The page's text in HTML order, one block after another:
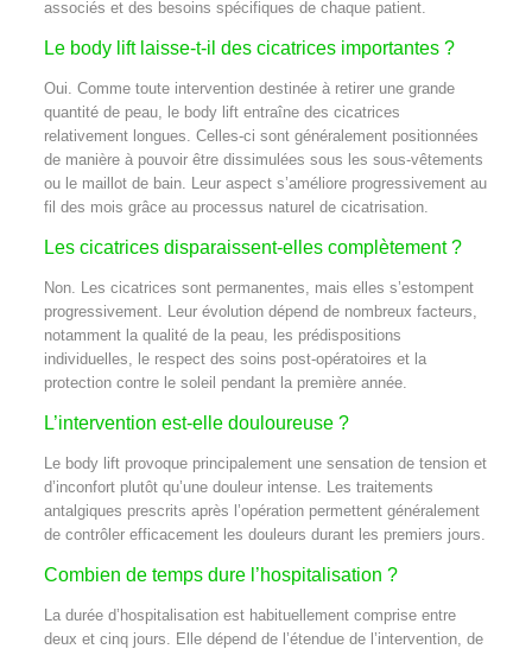
associés et des besoins spécifiques de chaque patient.
Le body lift laisse-t-il des cicatrices importantes ?
Oui. Comme toute intervention destinée à retirer une grande
quantité de peau, le body lift entraîne des cicatrices
relativement longues. Celles-ci sont généralement positionnées
de manière à pouvoir être dissimulées sous les sous-vêtements
ou le maillot de bain. Leur aspect s’améliore progressivement au
fil des mois grâce au processus naturel de cicatrisation.
Les cicatrices disparaissent-elles complètement ?
Non. Les cicatrices sont permanentes, mais elles s’estompent
progressivement. Leur évolution dépend de nombreux facteurs,
notamment la qualité de la peau, les prédispositions
individuelles, le respect des soins post-opératoires et la
protection contre le soleil pendant la première année.
L’intervention est-elle douloureuse ?
Le body lift provoque principalement une sensation de tension et
d’inconfort plutôt qu’une douleur intense. Les traitements
antalgiques prescrits après l’opération permettent généralement
de contrôler efficacement les douleurs durant les premiers jours.
Combien de temps dure l’hospitalisation ?
La durée d’hospitalisation est habituellement comprise entre
deux et cinq jours. Elle dépend de l’étendue de l’intervention, de